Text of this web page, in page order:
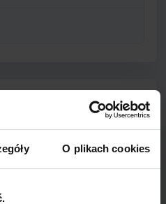
O plikach cookies
przewoźnik typu low-